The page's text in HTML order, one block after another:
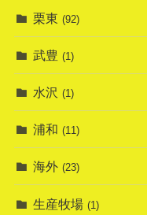
栗東 (92)
武豊 (1)
水沢 (1)
浦和 (11)
海外 (23)
生産牧場 (1)